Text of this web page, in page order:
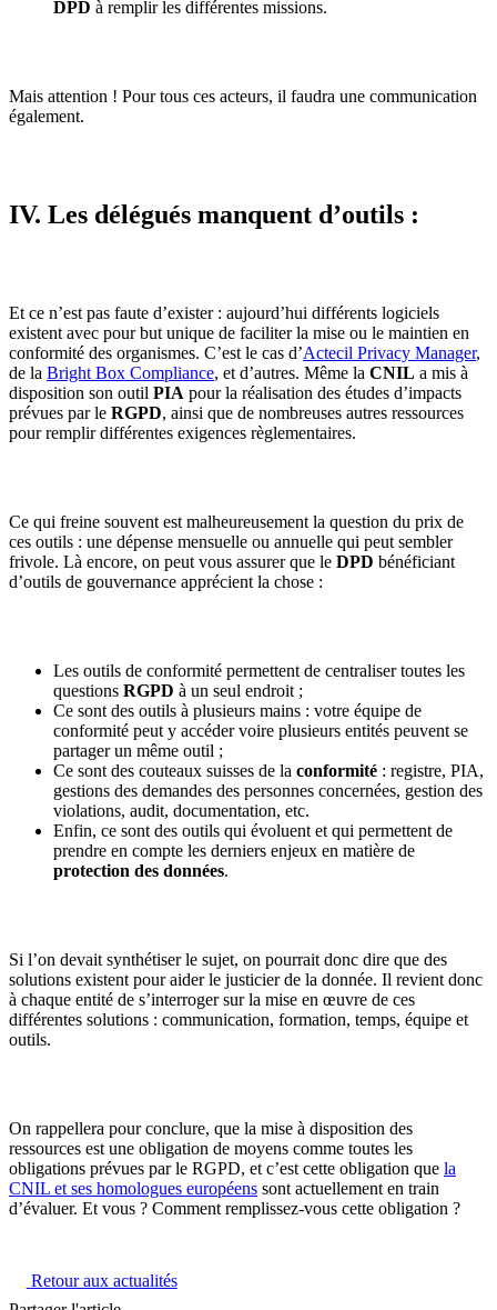
DPD à remplir les différentes missions.
Mais attention ! Pour tous ces acteurs, il faudra une communication
également.
IV. Les délégués manquent d’outils :
Et ce n’est pas faute d’exister : aujourd’hui différents logiciels
existent avec pour but unique de faciliter la mise ou le maintien en
conformité des organismes. C’est le cas d’Actecil Privacy Manager,
de la Bright Box Compliance, et d’autres. Même la CNIL a mis à
disposition son outil PIA pour la réalisation des études d’impacts
prévues par le RGPD, ainsi que de nombreuses autres ressources
pour remplir différentes exigences règlementaires.
Ce qui freine souvent est malheureusement la question du prix de
ces outils : une dépense mensuelle ou annuelle qui peut sembler
frivole. Là encore, on peut vous assurer que le DPD bénéficiant
d’outils de gouvernance apprécient la chose :
Les outils de conformité permettent de centraliser toutes les
questions RGPD à un seul endroit ;
Ce sont des outils à plusieurs mains : votre équipe de
conformité peut y accéder voire plusieurs entités peuvent se
partager un même outil ;
Ce sont des couteaux suisses de la conformité : registre, PIA,
gestions des demandes des personnes concernées, gestion des
violations, audit, documentation, etc.
Enfin, ce sont des outils qui évoluent et qui permettent de
prendre en compte les derniers enjeux en matière de
protection des données.
Si l’on devait synthétiser le sujet, on pourrait donc dire que des
solutions existent pour aider le justicier de la donnée. Il revient donc
à chaque entité de s’interroger sur la mise en œuvre de ces
différentes solutions : communication, formation, temps, équipe et
outils.
On rappellera pour conclure, que la mise à disposition des
ressources est une obligation de moyens comme toutes les
obligations prévues par le RGPD, et c’est cette obligation que la
CNIL et ses homologues européens sont actuellement en train
d’évaluer. Et vous ? Comment remplissez-vous cette obligation ?
Retour aux actualités